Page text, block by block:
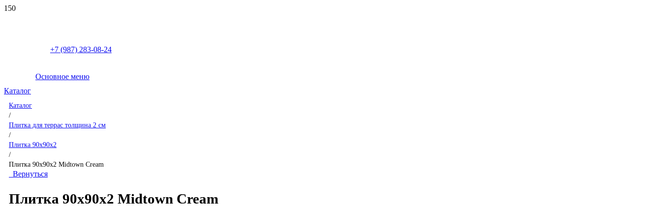
+7 (987) 283-08-24
Основное меню
Каталог
Каталог
/
Плитка для террас толщина 2 см
/
Плитка 90x90x2
/
Плитка 90x90x2 Midtown Cream
Вернуться
Плитка 90x90x2 Midtown Cream